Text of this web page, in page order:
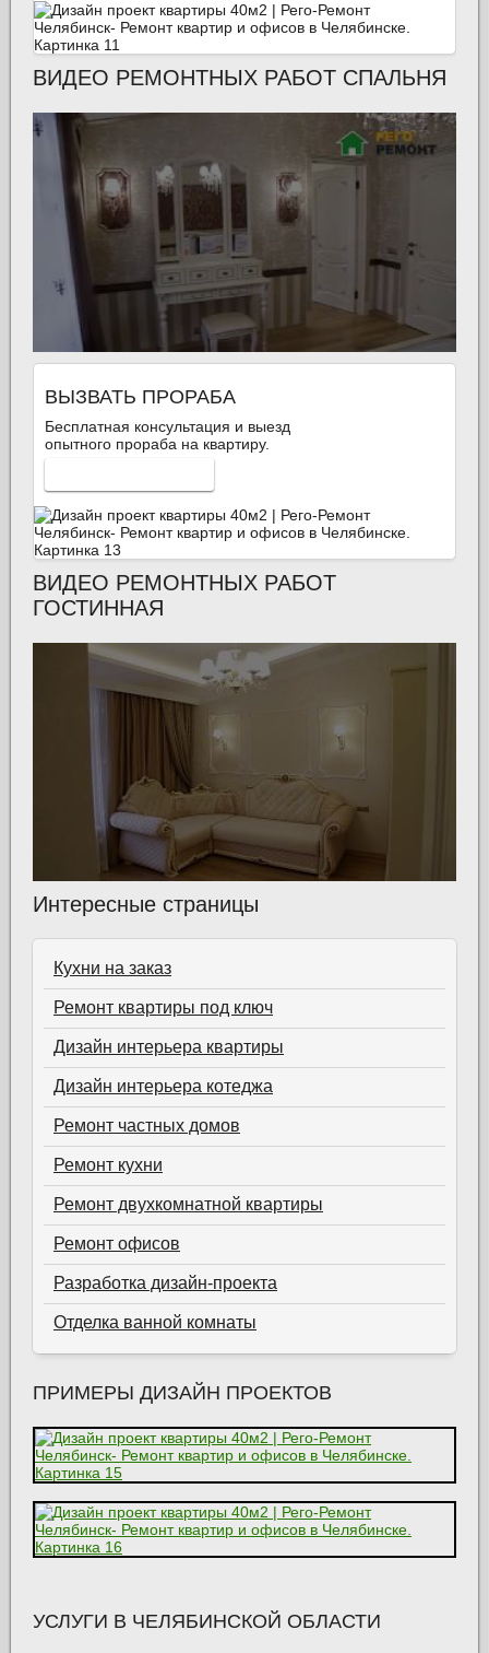
ВИДЕО РЕМОНТНЫХ РАБОТ СПАЛЬНЯ
ВЫЗВАТЬ ПРОРАБА
Бесплатная консультация и выезд
опытного прораба на квартиру.
ВИДЕО РЕМОНТНЫХ РАБОТ
ГОСТИННАЯ
Интересные страницы
Кухни на заказ
Ремонт квартиры под ключ
Дизайн интерьера квартиры
Дизайн интерьера котеджа
Ремонт частных домов
Ремонт кухни
Ремонт двухкомнатной квартиры
Ремонт офисов
Разработка дизайн-проекта
Отделка ванной комнаты
ПРИМЕРЫ ДИЗАЙН ПРОЕКТОВ
УСЛУГИ В ЧЕЛЯБИНСКОЙ ОБЛАСТИ